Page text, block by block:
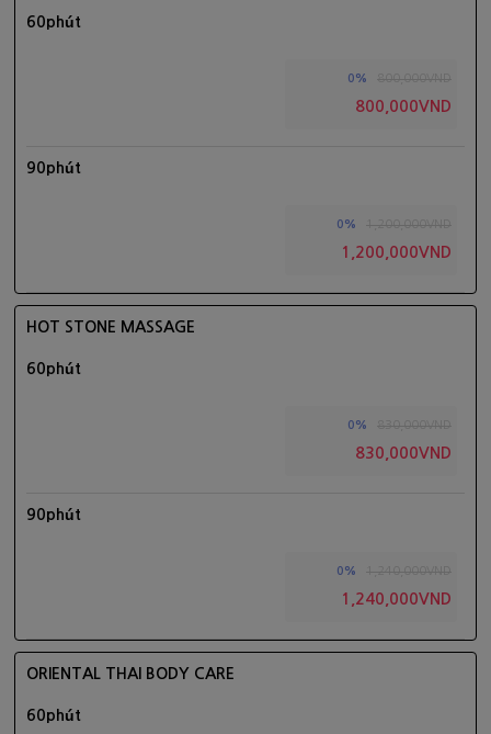
60phút
0%
800,000VND
90phút
0%
1,200,000VND
HOT STONE MASSAGE
60phút
0%
830,000VND
90phút
0%
1,240,000VND
ORIENTAL THAI BODY CARE
60phút